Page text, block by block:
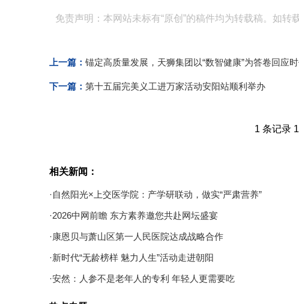
免责声明：本网站未标有“原创”的稿件均为转载稿。如转
上一篇： 锚定高质量发展，天狮集团以“数智健康”为答卷回应
下一篇： 第十五届完美义工进万家活动安阳站顺利举办
1 条记录
相关新闻：
·自然阳光×上交医学院：产学研联动，做实“严肃营养”
·2026中网前瞻 东方素养邀您共赴网坛盛宴
·康恩贝与萧山区第一人民医院达成战略合作
·新时代“无龄榜样 魅力人生”活动走进朝阳
·安然：人参不是老年人的专利 年轻人更需要吃